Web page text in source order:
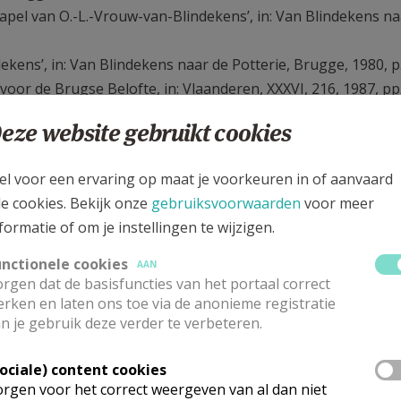
van O.-L.-Vrouw-van-Blindekens’, in: Van Blindekens
in: Van Blindekens naar de Potterie, Brugge, 1980,
de Brugse Belofte, in: Vlaanderen, XXXVI, 216, 1987,
Brugse Belofte. 1304-2004, Brugge, 2004
traditie, Brugge, 2021
Onze-Lieve-Vrouw-van-de-Potterie’, in: Van
leven in Sint-Salvator, Sint-Jacobs, Sint-Gillis, Brugge, 1988
bij Pevelenberg (1304)’, in: Van Blindekens naar de
Brussel, 1991
Vrouw, Brugge, 1976
in
website gebruikt cookies
voor een ervaring op maat je voorkeuren in of aanvaard
cookies. Bekijk onze gebruiksvoorwaarden voor meer
of om je instellingen te wijzigen.
cookies
AAN
dat de basisfuncties van het portaal correct
en laten ons toe via de anonieme registratie
je gebruik deze verder te verbeteren.
content cookies
voor het correct weergeven van al dan niet